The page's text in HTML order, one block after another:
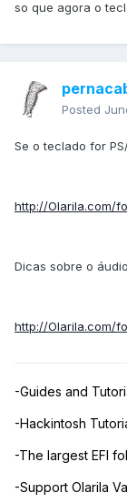
so que agora o
Posted
Se o teclado for
http://Olarila.com/
Dicas sobre o áudio
http://Olarila.com/
-Guides and
-Hackintosh
-The largest EFI
-Support Olarila